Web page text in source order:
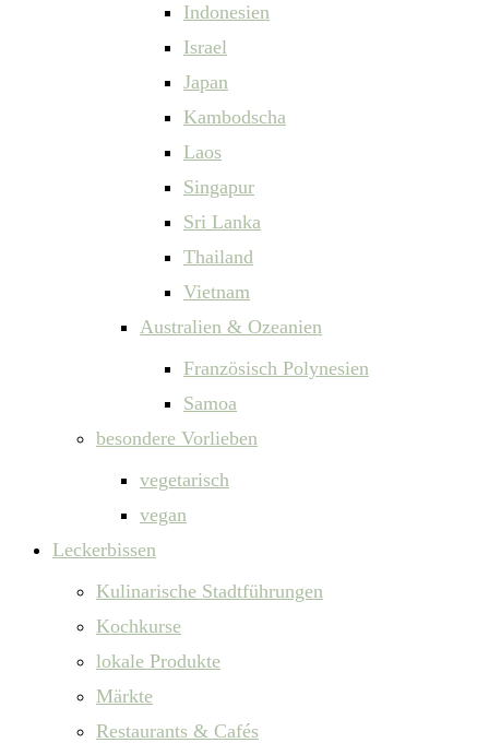
Indonesien
Israel
Japan
Kambodscha
Laos
Singapur
Sri Lanka
Thailand
Vietnam
Australien & Ozeanien
Französisch Polynesien
Samoa
besondere Vorlieben
vegetarisch
vegan
Leckerbissen
Kulinarische Stadtführungen
Kochkurse
lokale Produkte
Märkte
Restaurants & Cafés